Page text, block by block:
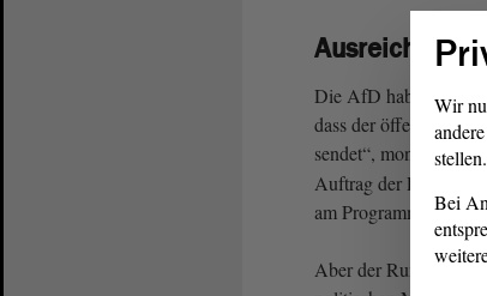
Ausreichende
Die AfD habe sich
dass der öffentlich-
sendet“, monierte
Auftrag der Politik,
am Programm nicht
Aber der
Wir
stellen.
Bei